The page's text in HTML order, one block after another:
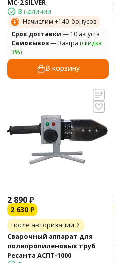
МС-2 SILVER
В наличии
Начислим +140 бонусов
Cрок доставки — 10 августа
Самовывоз— Завтра (скидка
3%)
В корзину
2 890₽
2 630 ₽
после авторизации
Сварочный аппарат для
полипропиленовых труб
Ресанта АСПТ-1000